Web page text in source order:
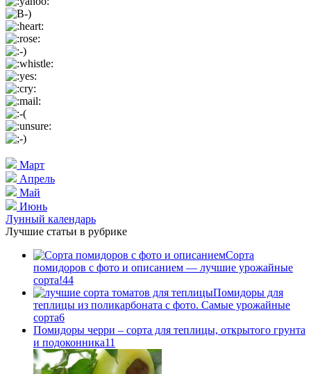
Март
Апрель
Май
Июнь
Лунный календарь
Лучшие статьи в рубрике
Сорта
помидоров с фото и описанием — лучшие урожайные
сорта!44
Помидоры для
теплицы из поликарбоната с фото. Самые урожайные
сорта6
Помидоры черри – сорта для теплицы, открытого грунта
и подоконника11